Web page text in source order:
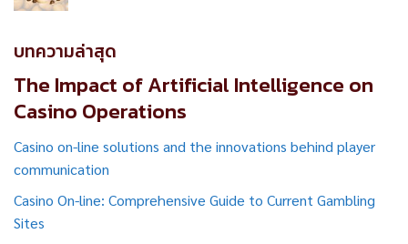
บทความล่าสุด
The Impact of Artificial Intelligence on
Casino Operations
Casino on-line solutions and the innovations behind player
communication
Casino On-line: Comprehensive Guide to Current Gambling
Sites